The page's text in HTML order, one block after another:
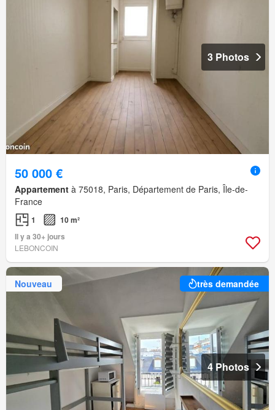
3 Photos
50 000 €
Appartement à 75018, Paris, Département de Paris, Île-de-
France
1
10 m²
Il y a 30+ jours
LEBONCOIN
Nouveau très demandée
4 Photos